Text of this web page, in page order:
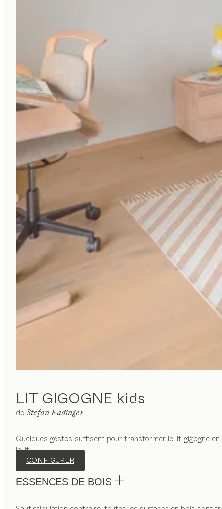
LIT GIGOGNE kids
de Stefan Radinger
Quelques gestes suffisent pour transformer le lit gigogne
le lit.
CONFIGURER
ESSENCES DE BOIS